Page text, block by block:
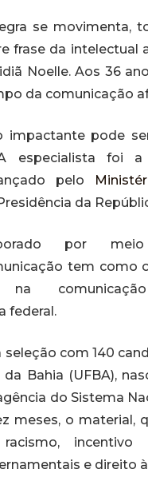
se movimenta,
frase da
Noelle. Aos 36
da comunicação
impactante pode
A especialista foi
pelo
da
por
tem
na
federal.
com 140
da Bahia (UFBA),
do Sistema
meses, o
e direito